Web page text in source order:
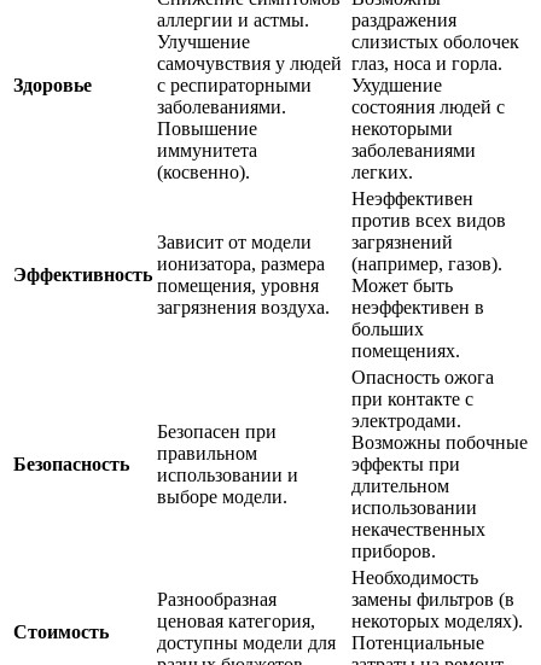
Здоровье
аллергии и астмы.
Улучшение
самочувствия у людей
с респираторными
заболеваниями.
Повышение
иммунитета
(косвенно).
раздражения
слизистых оболочек
глаз, носа и горла.
Ухудшение
состояния людей с
некоторыми
заболеваниями
легких.
Эффективность
Зависит от модели
ионизатора, размера
помещения, уровня
загрязнения воздуха.
Неэффективен
против всех видов
загрязнений
(например, газов).
Может быть
неэффективен в
больших
помещениях.
Безопасность
Безопасен при
правильном
использовании и
выборе модели.
Опасность ожога
при контакте с
электродами.
Возможны побочные
эффекты при
длительном
использовании
некачественных
приборов.
Стоимость
Разнообразная
ценовая категория,
доступны модели для
Необходимость
замены фильтров (в
некоторых моделях).
Потенциальные